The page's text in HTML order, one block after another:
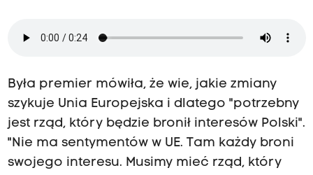
Była premier mówiła, że wie, jakie zmiany
szykuje Unia Europejska i dlatego "potrzebny
jest rząd, który będzie bronił interesów Polski".
"Nie ma sentymentów w UE. Tam każdy broni
swojego interesu. Musimy mieć rząd, który